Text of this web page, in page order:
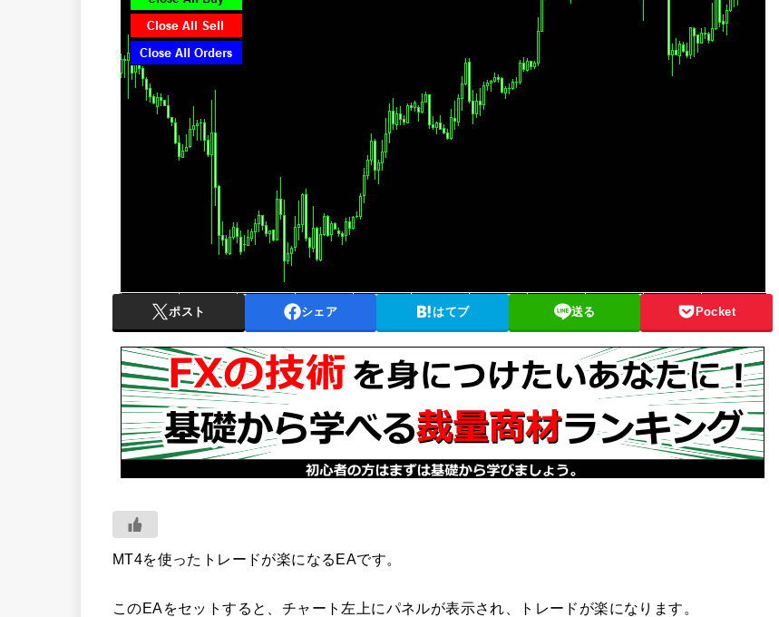
ポスト シェア はてブ 送る Pocket
MT4を使ったトレードが楽になるEAです。
このEAをセットすると、チャート左上にパネルが表示され、トレードが楽になります。